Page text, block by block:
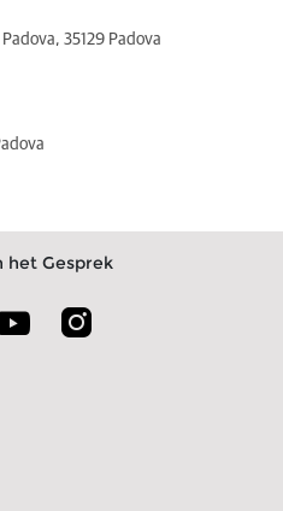
35129 Padova
het Gesprek